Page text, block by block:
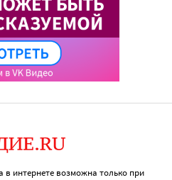
в интернете возможна только при